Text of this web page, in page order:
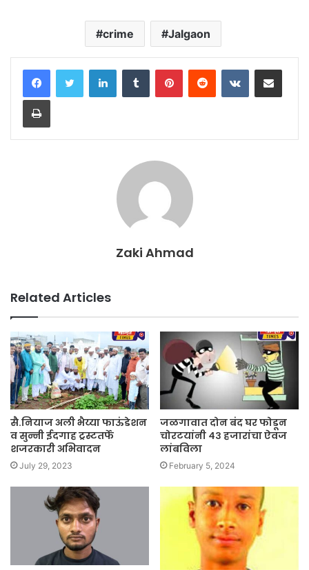
crime Jalgaon
LinkedInTumblr PinterestReddit VKontakteShare via Email
Print
Zaki Ahmad
Related Articles
सै.नियाज अली भैय्या फाऊंडेशन
व सुन्नी ईदगाह ट्रस्टतर्फे
शजरकारी अभिवादन
July 29, 2023
जळगावात दोन बंद घर फोडून
चोरटयांनी ४३ हजारांचा ऐवज
लांबविला
February 5, 2024